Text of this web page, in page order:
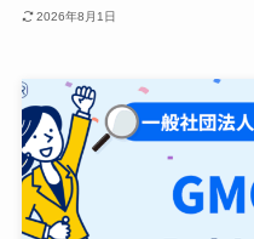
2026年8月1日